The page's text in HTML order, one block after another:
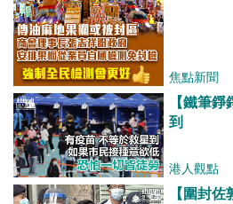
焦點新聞
【鐵筆
到
港人觀點
【圍封